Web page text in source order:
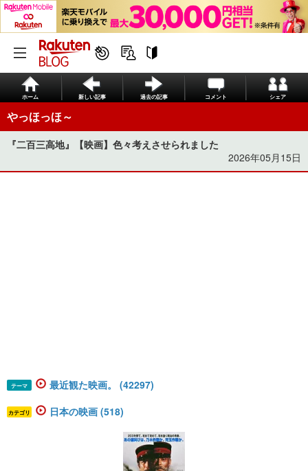
ホーム 新しい記事 過去の記事 コメント シェア
やっほっほ～
『二百三高地』【映画】色々考えさせられました
2026年05月15日
テーマ 最近観た映画。 (42297)
カテゴリ 日本の映画 (518)